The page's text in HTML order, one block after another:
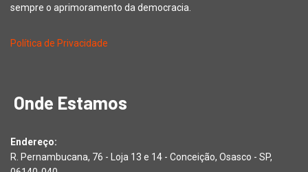
sempre o aprimoramento da democracia.
Política de Privacidade
Onde Estamos
Endereço:
R. Pernambucana, 76 - Loja 13 e 14 - Conceição, Osasco - SP,